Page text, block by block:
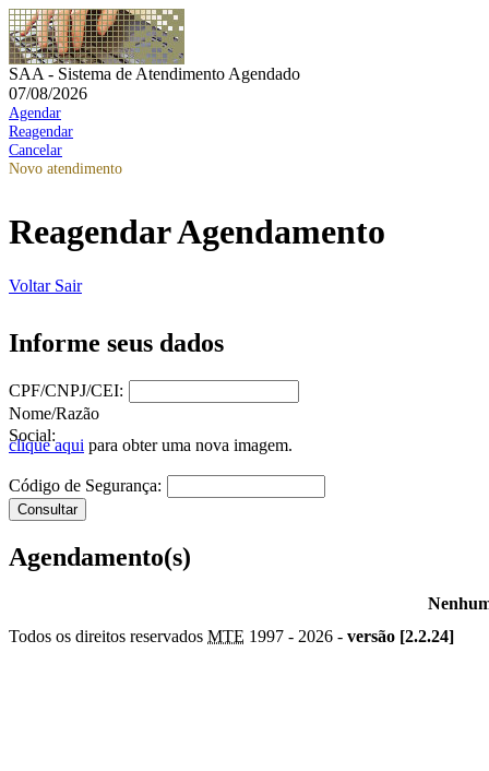
SAA - Sistema de Atendimento Agendado
07/08/2026
Agendar
Reagendar
Cancelar
Novo atendimento
Reagendar Agendamento
Voltar Sair
Informe seus dados
CPF/CNPJ/CEI:
Nome/Razão
Social:
clique aqui para obter uma nova imagem.
Código de Segurança:
Agendamento(s)
Todos os direitos reservados MTE 1997 - 2026 - versão [2.2.24]